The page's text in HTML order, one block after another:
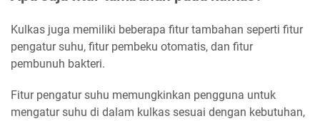
Kulkas juga memiliki beberapa fitur tambahan seperti fitur
pengatur suhu, fitur pembeku otomatis, dan fitur
pembunuh bakteri.
Fitur pengatur suhu memungkinkan pengguna untuk
mengatur suhu di dalam kulkas sesuai dengan kebutuhan,